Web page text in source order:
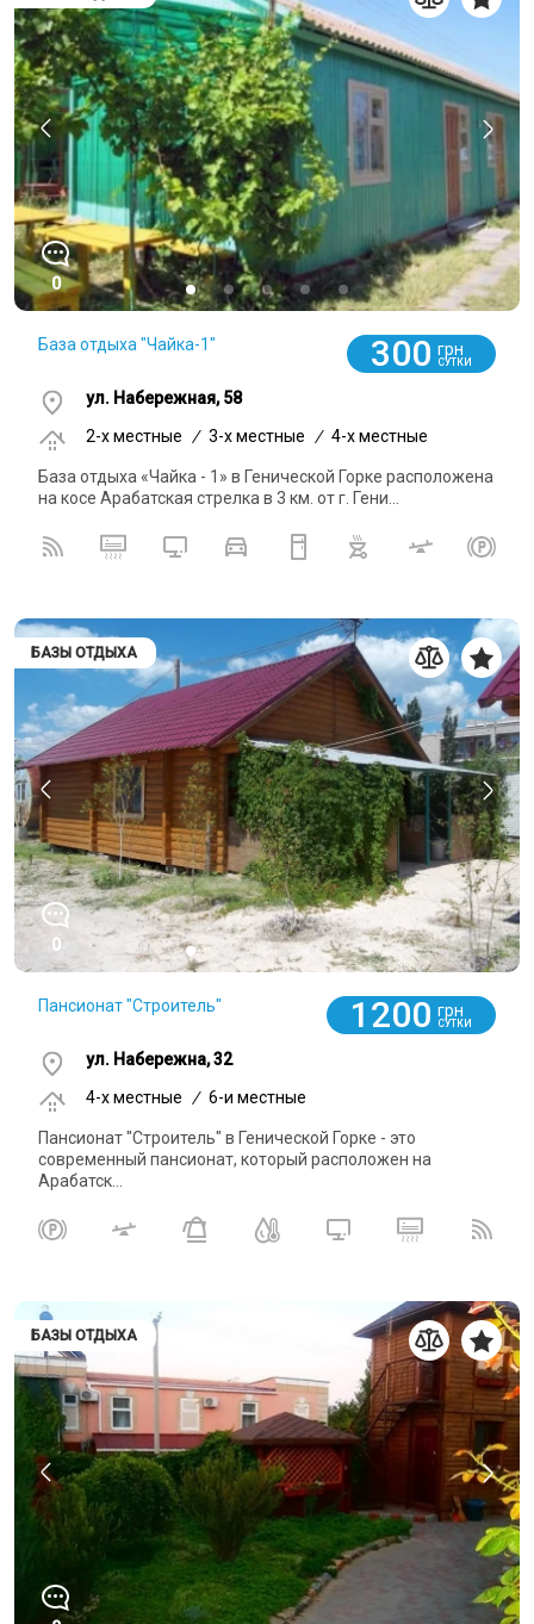
0
База отдыха "Чайка-1" 300 грн
СУТКИ
ул. Набережная, 58
2-x местные / 3-x местные / 4-x местные
База отдыха «Чайка - 1» в Генической Горке расположена
на косе Арабатская стрелка в 3 км. от г. Гени...
БАЗЫ ОТДЫХА
0
Пансионат "Строитель" 1200 грн
СУТКИ
ул. Набережна, 32
4-x местные
/ 6-и местные
Пансионат "Строитель" в Генической Горке - это
современный пансионат, который расположен на
Арабатск...
БАЗЫ ОТДЫХА